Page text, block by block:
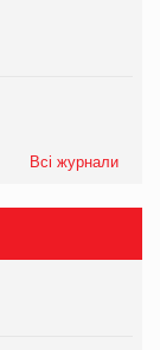
Всі журнали